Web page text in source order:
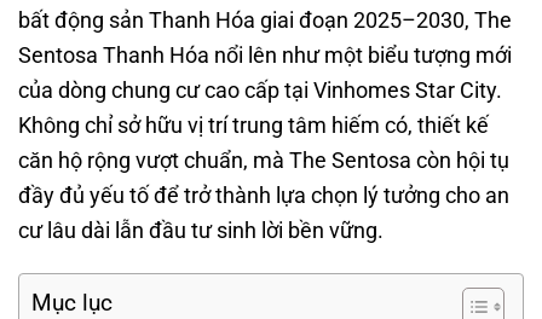
bất động sản Thanh Hóa giai đoạn 2025–2030, The
Sentosa Thanh Hóa nổi lên như một biểu tượng mới
của dòng chung cư cao cấp tại Vinhomes Star City.
Không chỉ sở hữu vị trí trung tâm hiếm có, thiết kế
căn hộ rộng vượt chuẩn, mà The Sentosa còn hội tụ
đầy đủ yếu tố để trở thành lựa chọn lý tưởng cho an
cư lâu dài lẫn đầu tư sinh lời bền vững.
Mục lục